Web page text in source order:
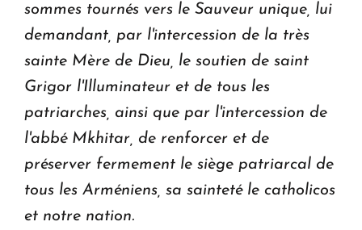
sommes tournés vers le Sauveur unique, lui
demandant, par l'intercession de la très
sainte Mère de Dieu, le soutien de saint
Grigor l'Illuminateur et de tous les
patriarches, ainsi que par l'intercession de
l'abbé Mkhitar, de renforcer et de
préserver fermement le siège patriarcal de
tous les Arméniens, sa sainteté le catholicos
et notre nation.